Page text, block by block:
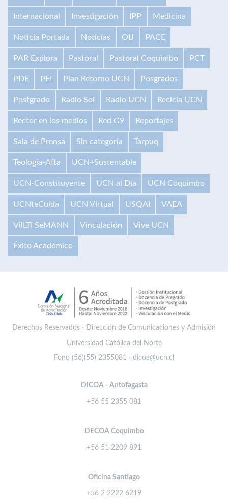
Internacional Investigación IPP Medicina
Noticia Portada Noticias OIJ PACE
PAR Explora Pastoral Pastoral Coquimbo PCT
PDE PEI Plan Retorno UCN Posgrados
Postgrado Radio Sol Radio UCN Recicla UCN
Rector en los medios Red G9 Reportajes
Sala de Prensa Sin categoría Tarpuq
Teología-Afta UCN+Sustentable
UCN-Constituyente UCN al Día UCN Coquimbo
UCNteCuida UCN Virtual USQAI VAEA
VilLTI SeMANN Vinculación Vive UCN
Éxito Académico
Derechos Reservados · Dirección de Comunicaciones y Admisión
Universidad Católica del Norte
Fono (56)(55) 2355081 · dicoa@ucn.cl
DICOA - Antofagasta
+56 55 2355 081
DECOA Coquimbo
+56 51 2209 891
Oficina Santiago
+56 2 2222 6219